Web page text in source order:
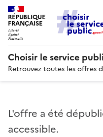
RÉPUBLIQUE
FRANÇAISE
Choisir le service
Retrouvez toutes les
L'offre a été
accessible.